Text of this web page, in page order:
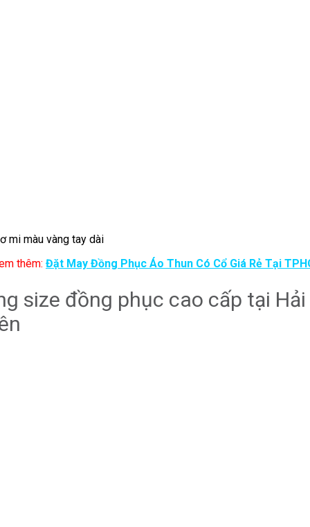
mi màu vàng tay dài
thêm: Đặt May Đồng Phục Áo Thun Có Cổ Giá Rẻ Tại
size đồng phục cao cấp tại Hải